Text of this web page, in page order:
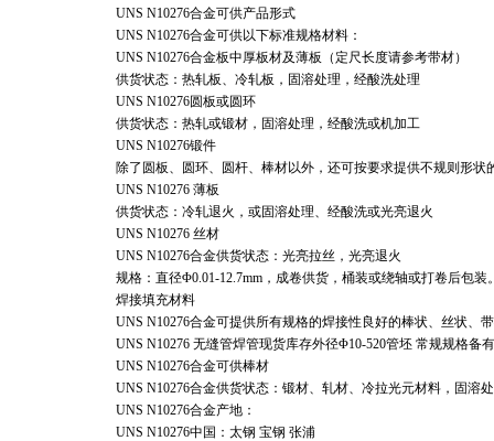
UNS N10276合金可供产品形式
UNS N10276合金可供以下标准规格材料：
UNS N10276合金板中厚板材及薄板（定尺长度请参考带材）
供货状态：热轧板、冷轧板，固溶处理，经酸洗处理
UNS N10276圆板或圆环
供货状态：热轧或锻材，固溶处理，经酸洗或机加工
UNS N10276锻件
除了圆板、圆环、圆杆、棒材以外，还可按要求提供不规则形状
UNS N10276 薄板
供货状态：冷轧退火，或固溶处理、经酸洗或光亮退火
UNS N10276 丝材
UNS N10276合金供货状态：光亮拉丝，光亮退火
规格：直径Φ0.01-12.7mm，成卷供货，桶装或绕轴或打卷后包装
焊接填充材料
UNS N10276合金可提供所有规格的焊接性良好的棒状、丝状、
UNS N10276 无缝管焊管现货库存外径Φ10-520管坯 常规规格备
UNS N10276合金可供棒材
UNS N10276合金供货状态：锻材、轧材、冷拉光元材料，固溶
UNS N10276合金产地：
UNS N10276中国：太钢 宝钢 张浦